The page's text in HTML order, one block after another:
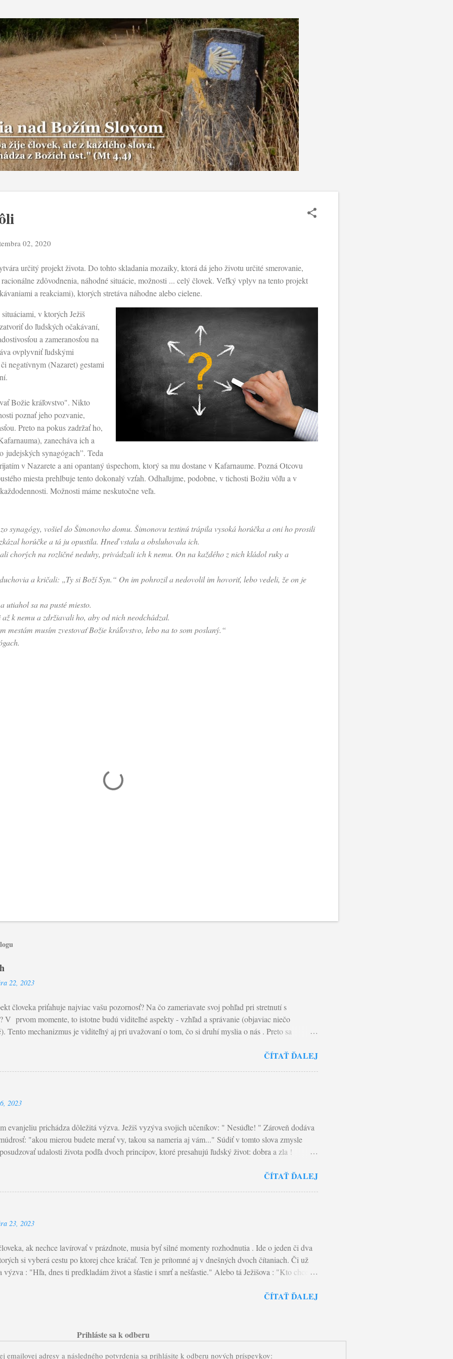
02, 2020
určitý projekt života. Do tohto skladania mozaiky, ktorá dá jeho životu určité smerovanie,
zdôvodnenia, náhodné situácie, možnosti ... celý človek. Veľký vplyv na tento projekt
a reakciami), ktorých stretáva náhodne alebo cielene.
v ktorých Ježiš
do ľudských očakávaní,
a zameranosťou na
ovplyvniť ľudskými
negatívnym (Nazaret) gestami
Božie kráľovstvo". Nikto
poznať jeho pozvanie,
Preto na pokus zadržať ho,
zanecháva ich a
judejských synagógach”. Teda
v Nazarete a ani opantaný úspechom, ktorý sa mu dostane v Kafarnaume. Pozná Otcovu
miesta prehlbuje tento dokonalý vzťah. Odhaľujme, podobne, v tichosti Božiu vôľu a v
Možnosti máme neskutočne veľa.
synagógy, vošiel do Šimonovho domu. Šimonovu testinú trápila vysoká horúčka a oni ho prosili
horúčke a tá ju opustila. Hneď vstala a obsluhovala ich.
chorých na rozličné neduhy, privádzali ich k nemu. On na každého z nich kládol ruky a
a kričali: „Ty si Boží Syn.“ On im pohrozil a nedovolil im hovoriť, lebo vedeli, že on je
utiahol sa na pusté miesto.
k nemu a zdržiavali ho, aby od nich neodchádzal.
mestám musím zvestovať Božie kráľovstvo, lebo na to som poslaný.“
22, 2023
človeka priťahuje najviac vašu pozornosť? Na čo zameriavate svoj pohľad pri stretnutí s
V prvom momente, to istotne budú viditeľné aspekty - vzhľad a správanie (objaviac niečo
Tento mechanizmus je viditeľný aj pri uvažovaní o tom, čo si druhí myslia o nás . Preto sa
a psychológie sa nachádza v dnešných Ježišových slovách, ktoré čítame v Matúšovom evanjeliu
bol: Nebeský Otec . Pri realizácii, nezabúdajúc na slová sv. Pavla: "Každý tak, ako si
ČÍTAŤ ĎALEJ
2023
evanjeliu prichádza dôležitá výzva. Ježiš vyzýva svojich učeníkov: " Nesúďte! " Zároveň dodáva
"akou mierou budete merať vy, takou sa nameria aj vám..." Súdiť v tomto slova zmysle
udalosti života podľa dvoch princípov, ktoré presahujú ľudský život: dobra a zla !
zlo a dobro. Problém nášho posudzovania tkvie ešte v jednej veci - tým najčastejšie
Mt 7,1-5: Ježiš povedal svojim učeníkom: „Nesúďte, aby ste neboli súdení. Lebo ako
ČÍTAŤ ĎALEJ
23, 2023
ak nechce lavírovať v prázdnote, musia byť silné momenty rozhodnutia . Ide o jeden či dva
si vyberá cestu po ktorej chce kráčať. Ten je prítomné aj v dnešných dvoch čítaniach. Či už
výzva : "Hľa, dnes ti predkladám život a šťastie i smrť a nešťastie." Alebo tá Ježišova : "Kto chce ísť
sebou prinášajú Božie požehnanie a záchrana život. Prijať a žiť Božie slovo znamená kráčať s
ktorý Boh vdýchol do nás. Lk 9,22-25: Ježiš povedal svojim učeníkom: „Syn človeka musí
starší, veľkňazi a zákonníci ho zavrhnú, zabijú ho, ale on tretieho dňa vstane z mŕtvych.“ A
ČÍTAŤ ĎALEJ
Prihláste sa k odberu
emailovej adresy a následného potvrdenia sa prihlásite k odberu nových príspevkov: